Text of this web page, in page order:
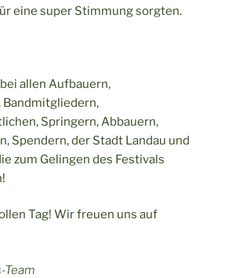
eine super Stimmung sorgten.
allen Aufbauern,
Bandmitgliedern,
Springern, Abbauern,
Spendern, der Stadt Landau und
zum Gelingen des Festivals
Tag! Wir freuen uns auf
Team